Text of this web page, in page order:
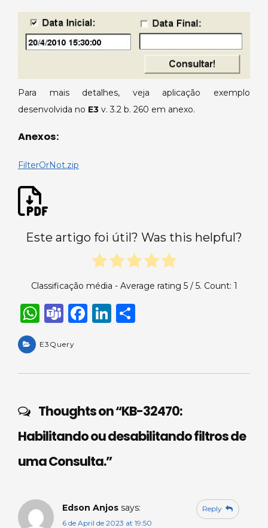
Para mais detalhes, veja aplicação exemplo
desenvolvida no E3 v. 3.2 b. 260 em anexo.
Anexos:
FilterOrNot.zip
Este artigo foi útil? Was this helpful?
Classificação média - Average rating 5/ 5. Count: 1
W
a
ts
p
p
T
a
m
F
e
o
o
k
Li
e
n
e
E3Query
Thoughts on “KB-32470:
Habilitando ou desabilitando filtros de
uma Consulta.”
Edson Anjos says:
6 de April de 2023 at 19:50
Reply